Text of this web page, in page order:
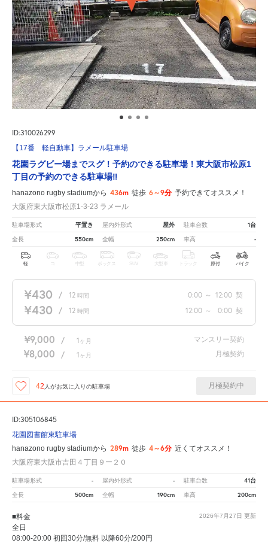
ID:310026299
【17番 軽自動車】ラメール駐車場
花園ラグビー場までスグ！予約のできる駐車場！東大阪市松原1
丁目の予約のできる駐車場‼
hanazono rugby stadiumから 436m 徒歩 6～9分 予約できてオススメ！
大阪府東大阪市松原1-3-23 ラメール
駐車場形式 平置き 屋内外形式 屋外 駐車台数 1台
全長 550cm 全幅 250cm 車高 -
軽 中型 ボックス SUV 大型車 トラック 原付 バイク
¥430 / 12 時間 0:00 ～ 12:00 契
¥430 / 12 時間 12:00 ～ 0:00 契
¥9,000 / 1 ヶ月 マンスリー契約
¥8,000 / 1 ヶ月 月極契約
42 人がお気に入りの駐車場 月極契約中
ID:305106845
花園図書館東駐車場
hanazono rugby stadiumから 289m 徒歩 4～6分 近くてオススメ！
大阪府東大阪市吉田４丁目９ー２０
駐車場形式 - 屋内外形式 - 駐車台数 41台
全長 500cm 全幅 190cm 車高 200cm
2026年7月27日 更新
■料金
全日
08:00-20:00 初回30分/無料 以降60分/200円